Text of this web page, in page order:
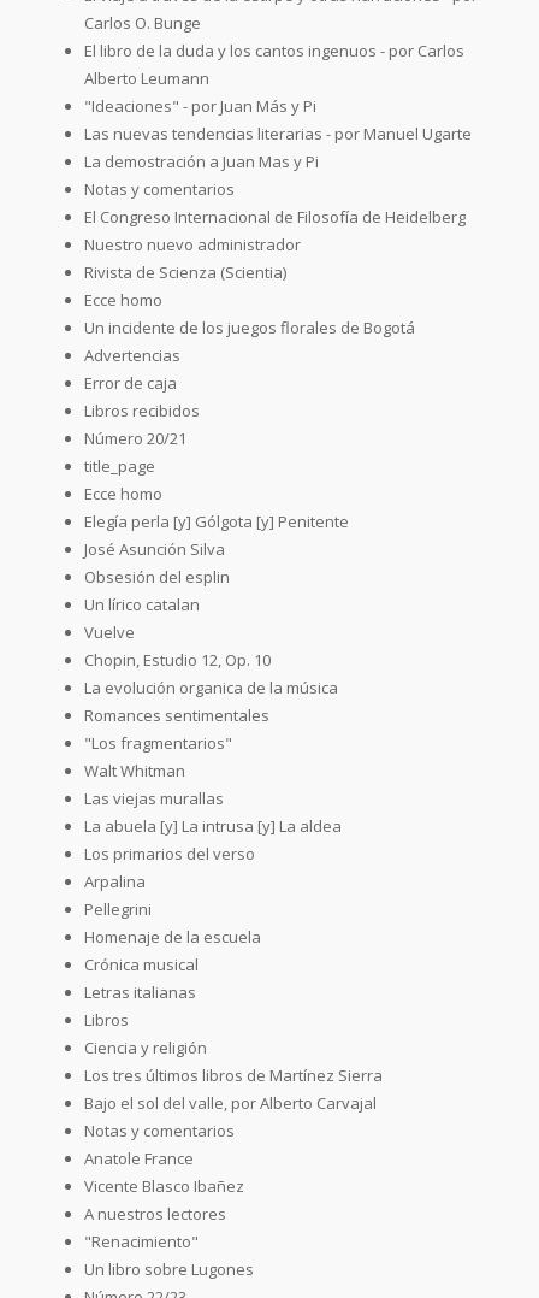
Carlos O. Bunge
El libro de la duda y los cantos ingenuos - por Carlos
Alberto Leumann
"Ideaciones" - por Juan Más y Pi
Las nuevas tendencias literarias - por Manuel Ugarte
La demostración a Juan Mas y Pi
Notas y comentarios
El Congreso Internacional de Filosofía de Heidelberg
Nuestro nuevo administrador
Rivista de Scienza (Scientia)
Ecce homo
Un incidente de los juegos florales de Bogotá
Advertencias
Error de caja
Libros recibidos
Número 20/21
title_page
Ecce homo
Elegía perla [y] Gólgota [y] Penitente
José Asunción Silva
Obsesión del esplin
Un lírico catalan
Vuelve
Chopin, Estudio 12, Op. 10
La evolución organica de la música
Romances sentimentales
"Los fragmentarios"
Walt Whitman
Las viejas murallas
La abuela [y] La intrusa [y] La aldea
Los primarios del verso
Arpalina
Pellegrini
Homenaje de la escuela
Crónica musical
Letras italianas
Libros
Ciencia y religión
Los tres últimos libros de Martínez Sierra
Bajo el sol del valle, por Alberto Carvajal
Notas y comentarios
Anatole France
Vicente Blasco Ibañez
A nuestros lectores
"Renacimiento"
Un libro sobre Lugones